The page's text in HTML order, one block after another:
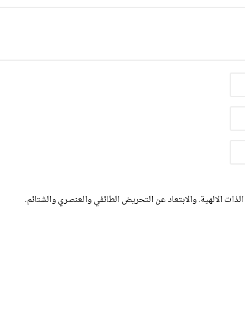
الالهية. والابتعاد عن التحريض الطائفي والعنصري والشتائم.